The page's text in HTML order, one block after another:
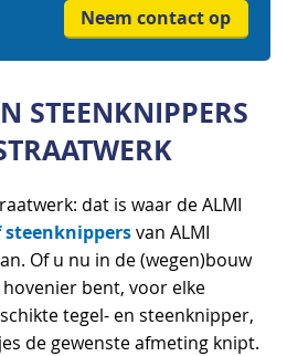
Neem contact op
STEENKNIPPERS
dat is waar de ALMI
steenknippersvan ALMI
Of u nu in de (wegen)bouw
bent, voor elke
tegel- en steenknipper,
de gewenste afmeting knipt.